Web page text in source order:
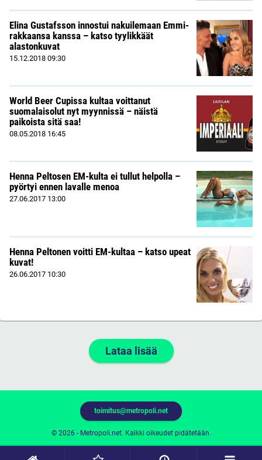
Elina Gustafsson innostui nakuilemaan Emmi-
rakkaansa kanssa – katso tyylikkäät
alastonkuvat
15.12.2018 09:30
World Beer Cupissa kultaa voittanut
suomalaisolut nyt myynnissä – näistä
paikoista sitä saa!
08.05.2018 16:45
Henna Peltosen EM-kulta ei tullut helpolla –
pyörtyi ennen lavalle menoa
27.06.2017 13:00
Henna Peltonen voitti EM-kultaa – katso upeat
kuvat!
26.06.2017 10:30
Lataa lisää
© 2026 - Metropoli.net. Kaikki oikeudet pidätetään.
toimitus@metropoli.net